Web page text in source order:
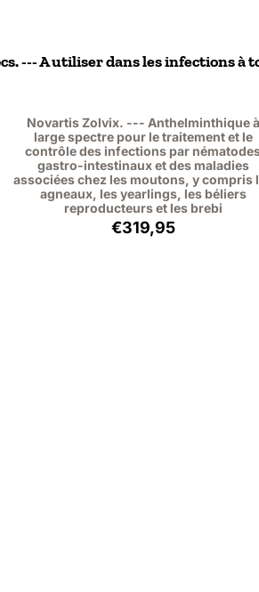
--- A utiliser dans les infections
Novartis Zolvix. --- Anthelminthique à
large spectre pour le traitement et le
contrôle des infections par
gastro-intestinaux et des maladies
associées chez les moutons, y compris
agneaux, les yearlings, les béliers
reproducteurs et les brebi
Prix: 319,95, hors
€319,95